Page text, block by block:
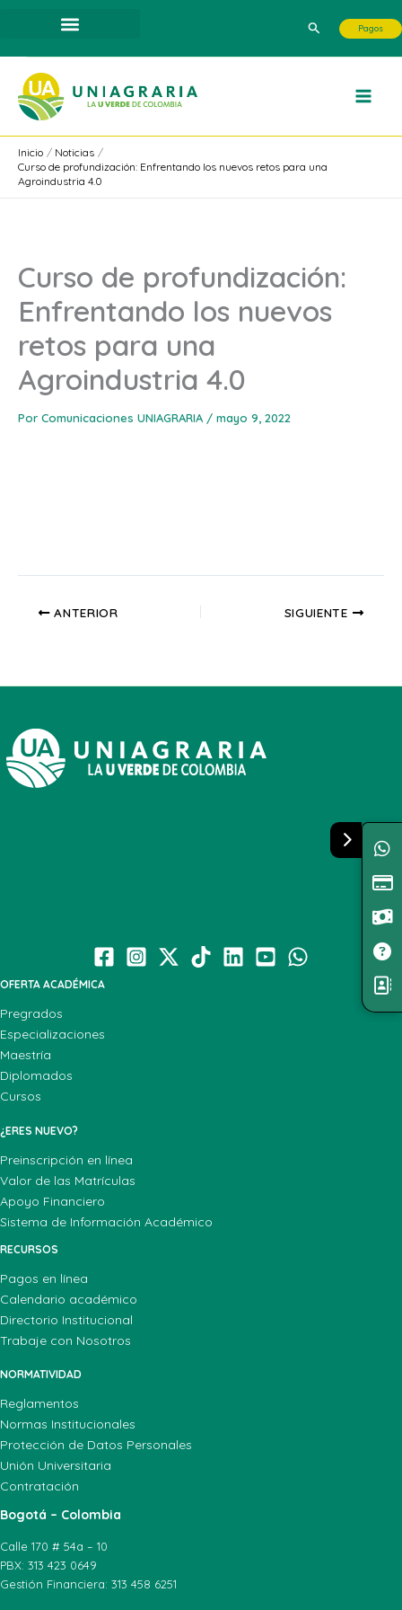
contenido
Buscar Pagos
Inicio
Noticias
Curso de profundización: Enfrentando los nuevos retos para una
Agroindustria 4.0
Curso de profundización:
Enfrentando los nuevos
retos para una
Agroindustria 4.0
Por Comunicaciones UNIAGRARIA / mayo 9, 2022
ANTERIOR SIGUIENTE
OFERTA ACADÉMICA
Pregrados
Especializaciones
Maestría
Diplomados
Cursos
¿ERES NUEVO?
Preinscripción en línea
Valor de las Matrículas
Apoyo Financiero
Sistema de Información Académico
RECURSOS
Pagos en línea
Calendario académico
Directorio Institucional
Trabaje con Nosotros
NORMATIVIDAD
Reglamentos
Normas Institucionales
Protección de Datos Personales
Unión Universitaria
Contratación
Bogotá – Colombia
Calle 170 # 54a – 10
PBX: 313 423 0649
Gestión Financiera: 313 458 6251